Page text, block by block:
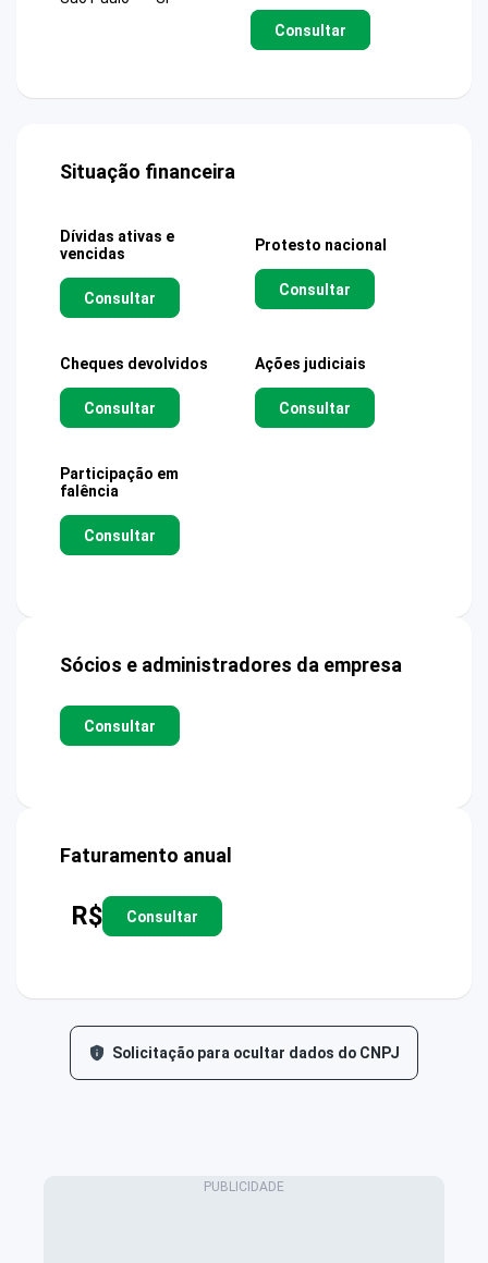
Consultar
Situação financeira
Dívidas ativas e
vencidas
Consultar
Protesto nacional
Consultar
Cheques devolvidos
Consultar
Ações judiciais
Consultar
Participação em
falência
Consultar
Sócios e administradores da empresa
Consultar
Faturamento anual
R$ Consultar
Solicitação para ocultar dados do CNPJ